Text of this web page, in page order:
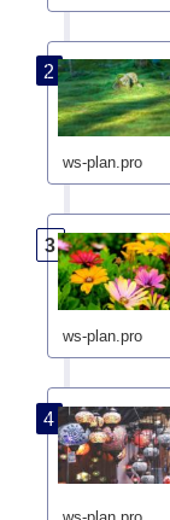
ws-plan.pro
ws-plan.pro